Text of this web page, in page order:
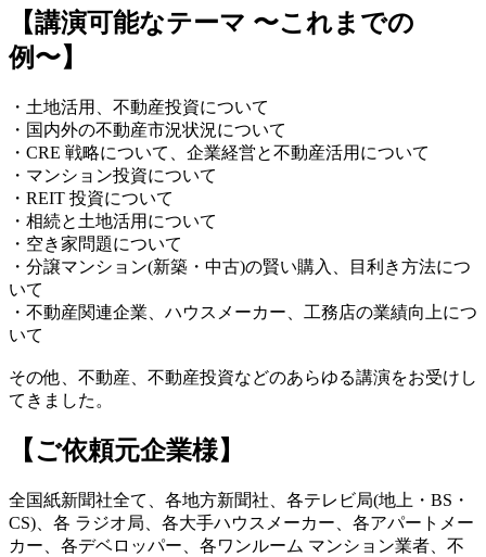
【講演可能なテーマ 〜これまでの
例〜】
・土地活用、不動産投資について
・国内外の不動産市況状況について
・CRE 戦略について、企業経営と不動産活用について
・マンション投資について
・REIT 投資について
・相続と土地活用について
・空き家問題について
・分譲マンション(新築・中古)の賢い購入、目利き方法につ
いて
・不動産関連企業、ハウスメーカー、工務店の業績向上につ
いて
その他、不動産、不動産投資などのあらゆる講演をお受けし
てきました。
【ご依頼元企業様】
全国紙新聞社全て、各地方新聞社、各テレビ局(地上・BS・
CS)、各 ラジオ局、各大手ハウスメーカー、各アパートメー
カー、各デベロッパー、各ワンルーム マンション業者、不